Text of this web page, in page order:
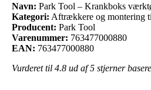
Navn: Park Tool – Krankboks
Kategori: Aftrækkere og montering
Producent: Park Tool
Varenummer: 763477000880
EAN: 763477000880
Vurderet til 4.8 ud af 5 stjerner